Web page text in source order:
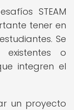
STEAM
tener en
Se
o
integren el
un proyecto